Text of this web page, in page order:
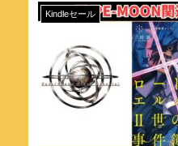
Kindleセール